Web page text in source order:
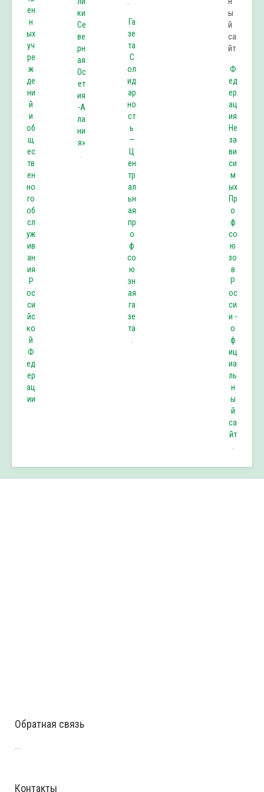
ен
н
ых
уч
ре
ж
де
ни
й
и
об
щ
ес
тв
ен
но
го
об
сл
уж
ив
ан
ия
Р
ос
си
йс
ко
й
Ф
ед
ер
ац
ии
ки
Се
ве
рн
ая
Ос
ет
ия
-А
ла
ни
я»
Га
зе
та
С
ол
ид
ар
но
ст
ь
—
Ц
ен
тр
ал
ьн
ая
пр
о
ф
со
ю
зн
ая
га
зе
та
Ф
ед
ер
ац
ия
Не
за
ви
си
м
ых
Пр
о
ф
со
ю
зо
в
Р
ос
си
и -
о
ф
иц
иа
ль
н
ы
й
са
йт
Обратная связь
Контакты